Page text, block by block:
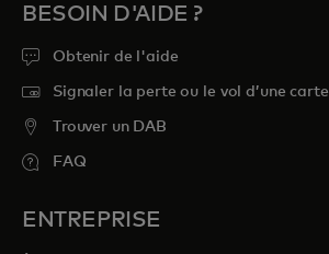
BESOIN D'AIDE ?
Obtenir de l'aide
Signaler la perte ou le vol d’une carte
Trouver un DAB
FAQ
ENTREPRISE